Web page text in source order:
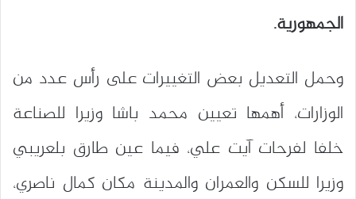
الجمهورية.
وحمل التعديل بعض التغييرات على رأس عدد من
الوزارات، أهمها تعيين محمد باشا وزيرا للصناعة
خلفا لفرحات آيت علي، فيما عين طارق بلعريبي
وزيرا للسكن والعمران والمدينة مكان كمال ناصري،